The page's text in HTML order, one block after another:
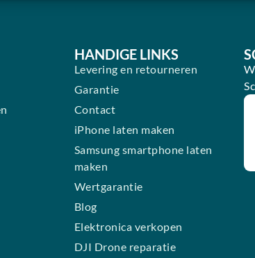
HANDIGE LINKS
Levering en retourneren
Garantie
Contact
iPhone laten maken
Samsung smartphone laten
maken
Wertgarantie
Blog
Elektronica verkopen
DJI Drone reparatie